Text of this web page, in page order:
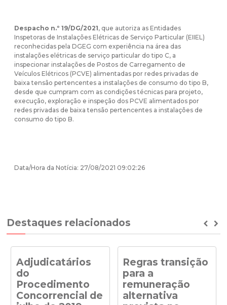
Despacho n.º 19/DG/2021, que autoriza as Entidades
Inspetoras de Instalações Elétricas de Serviço Particular (EIIEL)
reconhecidas pela DGEG com experiência na área das
instalações elétricas de serviço particular do tipo C, a
inspecionar instalações de Postos de Carregamento de
Veículos Elétricos (PCVE) alimentadas por redes privadas de
baixa tensão pertencentes a instalações de consumo do tipo B,
desde que cumpram com as condições técnicas para projeto,
execução, exploração e inspeção dos PCVE alimentados por
redes privadas de baixa tensão pertencentes a instalações de
consumo do tipo B.
Data/Hora da Notícia: 27/08/2021 09:02:26
Destaques relacionados
Adjudicatários
do
Procedimento
Concorrencial de
Regras transição
para a
remuneração
alternativa